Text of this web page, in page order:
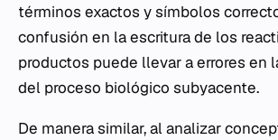
términos exactos y símbolos
confusión en la escritura de los
productos puede llevar a errores en
del proceso biológico subyacente.
De manera similar, al analizar